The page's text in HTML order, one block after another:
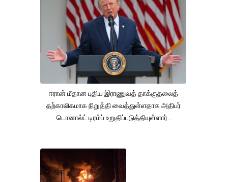
ஈரான் மீதான புதிய இராணுவத் தாக்குதலைத்
தற்காலிகமாக நிறுத்தி வைத்துள்ளதாக அதிபர்
டொனால்ட் டிரம்ப் உறுதிப்படுத்தியுள்ளார் .